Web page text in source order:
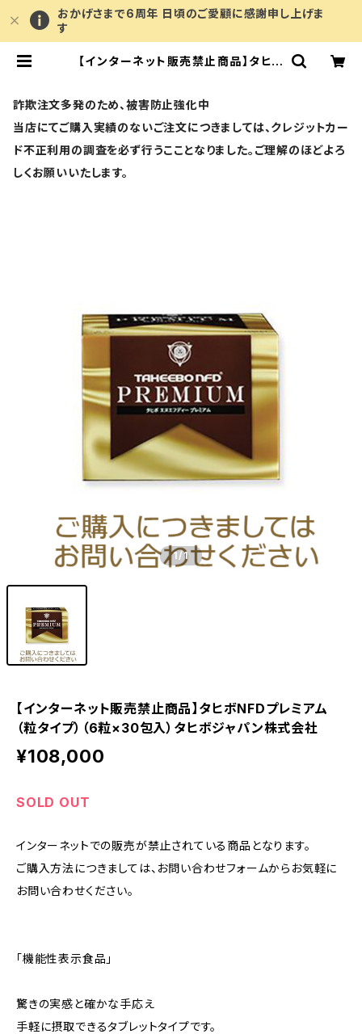
おかげさまで6周年 日頃のご愛顧に感謝申し上げま
す
【インターネット販売禁止商品】タヒボ
ILEwellness
詐欺注文多発のため、被害防止強化中
当店にてご購入実績のないご注文につきましては、クレジットカー
ド不正利用の調査を必ず行うこことなりました。ご理解のほどよろ
しくお願いいたします。
1/1
【インターネット販売禁止商品】タヒボNFDプレミアム
（粒タイプ）（6粒×30包入）タヒボジャパン株式会社
¥108,000
SOLD OUT
インターネットでの販売が禁止されている商品となります。
ご購入方法につきましては、お問い合わせフォームからお気軽に
お問い合わせください。
「機能性表示食品」
驚きの実感と確かな手応え
手軽に摂取できるタブレットタイプです。